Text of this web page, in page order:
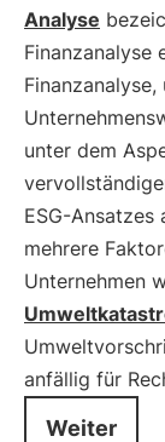
Analyse
unter dem
ESG-
mehrere
Unternehmen
anfällig für
Weiter